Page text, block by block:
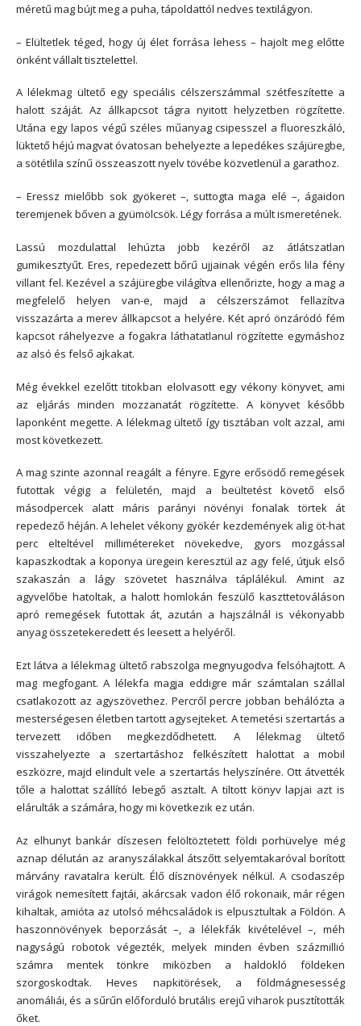
méretű mag bújt meg a puha, tápoldattól nedves textilágyon.
– Elültetlek téged, hogy új élet forrása lehess – hajolt meg előtte
önként vállalt tisztelettel.
A lélekmag ültető egy speciális célszerszámmal szétfeszítette a
halott száját. Az állkapcsot tágra nyitott helyzetben rögzítette.
Utána egy lapos végű széles műanyag csipesszel a fluoreszkáló,
lüktető héjú magvat óvatosan behelyezte a lepedékes szájüregbe,
a sötétlila színű összeaszott nyelv tövébe közvetlenül a garathoz.
– Eressz mielőbb sok gyökeret –, suttogta maga elé –, ágaidon
teremjenek bőven a gyümölcsök. Légy forrása a múlt ismeretének.
Lassú mozdulattal lehúzta jobb kezéről az átlátszatlan
gumikesztyűt. Eres, repedezett bőrű ujjainak végén erős lila fény
villant fel. Kezével a szájüregbe világítva ellenőrizte, hogy a mag a
megfelelő helyen van-e, majd a célszerszámot fellazítva
visszazárta a merev állkapcsot a helyére. Két apró önzáródó fém
kapcsot ráhelyezve a fogakra láthatatlanul rögzítette egymáshoz
az alsó és felső ajkakat.
Még évekkel ezelőtt titokban elolvasott egy vékony könyvet, ami
az eljárás minden mozzanatát rögzítette. A könyvet később
laponként megette. A lélekmag ültető így tisztában volt azzal, ami
most következett.
A mag szinte azonnal reagált a fényre. Egyre erősödő remegések
futottak végig a felületén, majd a beültetést követő első
másodpercek alatt máris parányi növényi fonalak törtek át
repedező héján. A lehelet vékony gyökér kezdemények alig öt-hat
perc elteltével millimétereket növekedve, gyors mozgással
kapaszkodtak a koponya üregein keresztül az agy felé, útjuk első
szakaszán a lágy szövetet használva táplálékul. Amint az
agyvelőbe hatoltak, a halott homlokán feszülő kaszttetováláson
apró remegések futottak át, azután a hajszálnál is vékonyabb
anyag összetekeredett és leesett a helyéről.
Ezt látva a lélekmag ültető rabszolga megnyugodva felsóhajtott. A
mag megfogant. A lélekfa magja eddigre már számtalan szállal
csatlakozott az agyszövethez. Percről percre jobban behálózta a
mesterségesen életben tartott agysejteket. A temetési szertartás a
tervezett időben megkezdődhetett. A lélekmag ültető
visszahelyezte a szertartáshoz felkészített halottat a mobil
eszközre, majd elindult vele a szertartás helyszínére. Ott átvették
tőle a halottat szállító lebegő asztalt. A tiltott könyv lapjai azt is
elárulták a számára, hogy mi következik ez után.
Az elhunyt bankár díszesen felöltöztetett földi porhüvelye még
aznap délután az aranyszálakkal átszőtt selyemtakaróval borított
márvány ravatalra került. Élő dísznövények nélkül. A csodaszép
virágok nemesített fajtái, akárcsak vadon élő rokonaik, már régen
kihaltak, amióta az utolsó méhcsaládok is elpusztultak a Földön. A
haszonnövények beporzását –, a lélekfák kivételével –, méh
nagyságú robotok végezték, melyek minden évben százmillió
számra mentek tönkre miközben a haldokló földeken
szorgoskodtak. Heves napkitörések, a földmágnesesség
anomáliái, és a sűrűn előforduló brutális erejű viharok pusztították
őket.